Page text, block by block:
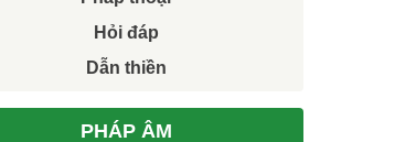
Hỏi đáp
Dẫn thiền
PHÁP ÂM